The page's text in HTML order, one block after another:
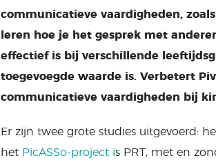
communicatieve vaardigheden,
leren hoe je het gesprek met
effectief is bij verschillende
toegevoegde waarde is. Verbetert
communicatieve vaardigheden bij
Er zijn twee grote studies uitgevoerd:
het PicASSo-project is PRT, met en